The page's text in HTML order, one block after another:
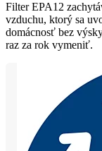
Filter EPA12
vzduchu, ktorý sa
domácnosť bez
raz za rok vymeniť.